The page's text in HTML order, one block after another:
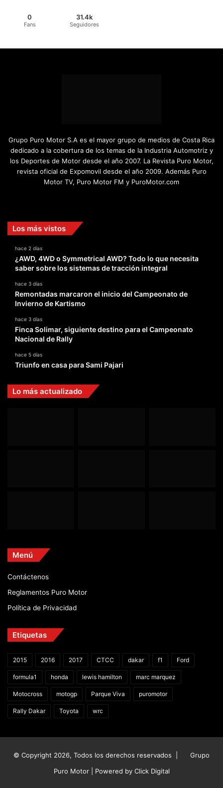
0
Fans
31.4k
Seguidores
Grupo Puro Motor S.A es el mayor grupo de medios de Costa Rica
dedicado a la cobertura de los temas de la Industria Automotriz y
los Deportes de Motor desde el año 2007. La Revista Puro Motor,
revista oficial de Expomovil desde el año 2009. Además Puro
Motor TV, Puro Motor FM y PuroMotor.com
Los más vistos
hace 2 días
¿AWD, 4WD o Symmetrical AWD? Todo lo que necesita
saber sobre los sistemas de tracción integral
hace 3 días
Remontadas marcaron el inicio del Campeonato de
Invierno de Kartismo
hace 3 días
Finca Solimar, siguiente destino para el Campeonato
Nacional de Rally
hace 5 días
Triunfo en casa para Sami Pajari
Lo más actualizado
Menú
Contáctenos
Reglamentos Puro Motor
Política de Privacidad
Etiquetas
2015 2016 2017 CTCC dakar f1 Ford
formula1 honda lewis hamilton marc marquez
Motocross motogp Parque Viva puromotor
Rally Dakar Toyota wrc
© Copyright 2026, Todos los derechos reservados |
Grupo
Puro Motor | Powered by Click Digital